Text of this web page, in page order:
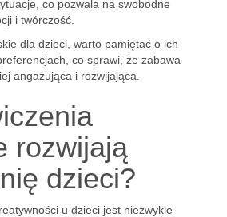
co pozwala na swobodne
i twórczość.
dla dzieci, warto pamiętać o ich
co sprawi, że zabawa
angażująca i rozwijająca.
rozwijają
dzieci?
u dzieci jest niezwykle